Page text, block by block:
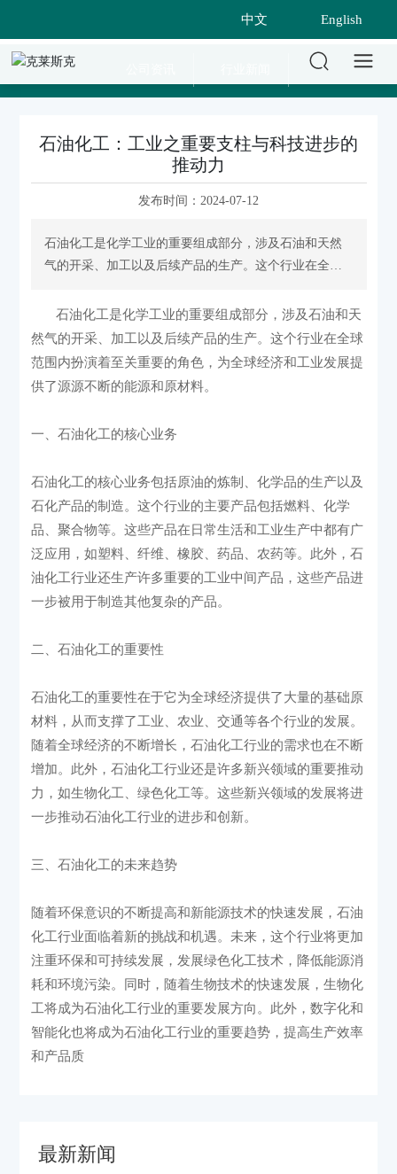
中文 English
石油化工：工业之重要支柱与科技进步的
推动力
发布时间： 2024-07-12
石油化工是化学工业的重要组成部分，涉及石油和天然
气的开采、加工以及后续产品的生产。这个行业在全球
提供了源源不断的能源和原材料。
石油化工是化学工业的重要组成部分，涉及石油和天
然气的开采、加工以及后续产品的生产。这个行业在全球
范围内扮演着至关重要的角色，为全球经济和工业发展提
供了源源不断的能源和原材料。
一、石油化工的核心业务
石油化工的核心业务包括原油的炼制、化学品的生产以及
石化产品的制造。这个行业的主要产品包括燃料、化学
品、聚合物等。这些产品在日常生活和工业生产中都有广
泛应用，如塑料、纤维、橡胶、药品、农药等。此外，石
油化工行业还生产许多重要的工业中间产品，这些产品进
一步被用于制造其他复杂的产品。
二、石油化工的重要性
石油化工的重要性在于它为全球经济提供了大量的基础原
材料，从而支撑了工业、农业、交通等各个行业的发展。
随着全球经济的不断增长，石油化工行业的需求也在不断
增加。此外，石油化工行业还是许多新兴领域的重要推动
力，如生物化工、绿色化工等。这些新兴领域的发展将进
一步推动石油化工行业的进步和创新。
三、石油化工的未来趋势
随着环保意识的不断提高和新能源技术的快速发展，石油
化工行业面临着新的挑战和机遇。未来，这个行业将更加
注重环保和可持续发展，发展绿色化工技术，降低能源消
耗和环境污染。同时，随着生物技术的快速发展，生物化
工将成为石油化工行业的重要发展方向。此外，数字化和
智能化也将成为石油化工行业的重要趋势，提高生产效率
和产品质
最新新闻